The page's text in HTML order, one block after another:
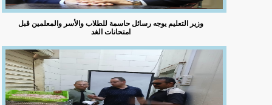
وزير التعليم يوجه رسائل حاسمة للطلاب والأسر والمعلمين قبل
امتحانات الغد